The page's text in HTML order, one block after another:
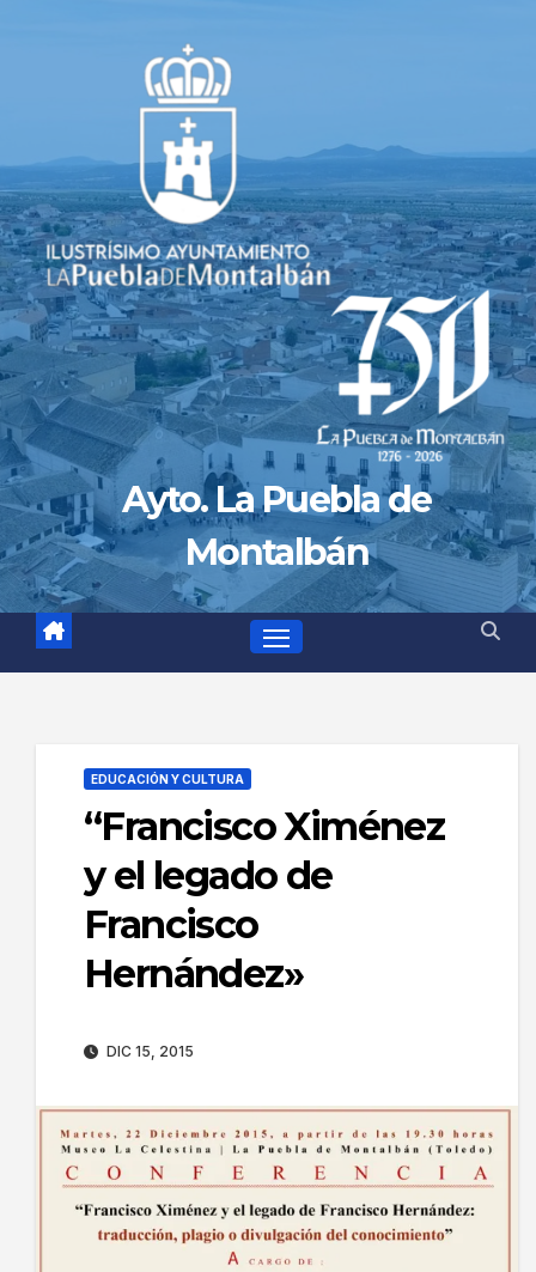
Ayto. La Puebla de
Montalbán
EDUCACIÓN Y CULTURA
“Francisco Ximénez
y el legado de
Francisco
Hernández»
DIC 15, 2015